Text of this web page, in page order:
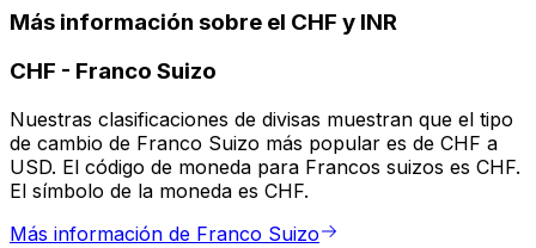
Más información sobre el CHF y INR
CHF - Franco Suizo
Nuestras clasificaciones de divisas muestran que el tipo
de cambio de Franco Suizo más popular es de CHF a
USD. El código de moneda para Francos suizos es CHF.
El símbolo de la moneda es CHF.
Más información de Franco Suizo